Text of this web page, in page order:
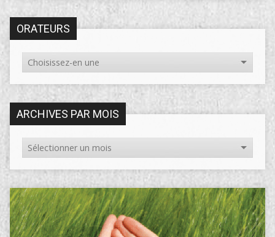
ORATEURS
ARCHIVES PAR MOIS